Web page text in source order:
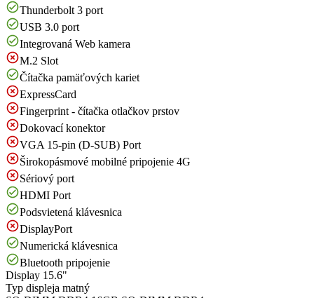
Thunderbolt 3 port
USB 3.0 port
Integrovaná Web kamera
M.2 Slot
Čítačka pamäťových kariet
ExpressCard
Fingerprint - čítačka otlačkov prstov
Dokovací konektor
VGA 15-pin (D-SUB) Port
Širokopásmové mobilné pripojenie 4G
Sériový port
HDMI Port
Podsvietená klávesnica
DisplayPort
Numerická klávesnica
Bluetooth pripojenie
Display 15.6"
Typ displeja matný